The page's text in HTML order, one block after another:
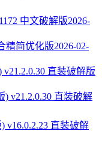
中文破解版2026-
精简优化版2026-02-
v21.2.0.30 直装破解版
) v21.2.0.30 直装破解
v16.0.2.23 直装破解